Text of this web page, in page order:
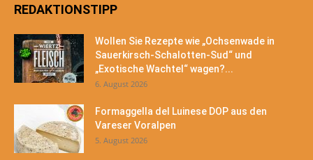
REDAKTIONSTIPP
Wollen Sie Rezepte wie „Ochsenwade in
Sauerkirsch-Schalotten-Sud“ und
„Exotische Wachtel“ wagen?...
6. August 2026
Formaggella del Luinese DOP aus den
Vareser Voralpen
5. August 2026